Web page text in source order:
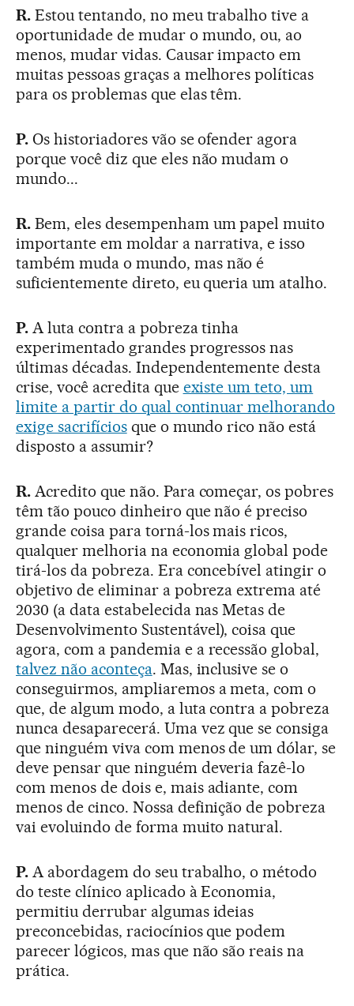
R. Estou tentando, no meu trabalho tive a
oportunidade de mudar o mundo, ou, ao
menos, mudar vidas. Causar impacto em
muitas pessoas graças a melhores políticas
para os problemas que elas têm.
P. Os historiadores vão se ofender agora
porque você diz que eles não mudam o
mundo...
R. Bem, eles desempenham um papel muito
importante em moldar a narrativa, e isso
também muda o mundo, mas não é
suficientemente direto, eu queria um atalho.
P. A luta contra a pobreza tinha
experimentado grandes progressos nas
últimas décadas. Independentemente desta
crise, você acredita que existe um teto, um
limite a partir do qual continuar melhorando
exige sacrifíciosque o mundo rico não está
disposto a assumir?
R. Acredito que não. Para começar, os pobres
têm tão pouco dinheiro que não é preciso
grande coisa para torná-los mais ricos,
qualquer melhoria na economia global pode
tirá-los da pobreza. Era concebível atingir o
objetivo de eliminar a pobreza extrema até
2030 (a data estabelecida nas Metas de
Desenvolvimento Sustentável), coisa que
agora, com a pandemia e a recessão global,
talvez não aconteça. Mas, inclusive se o
conseguirmos, ampliaremos a meta, com o
que, de algum modo, a luta contra a pobreza
nunca desaparecerá. Uma vez que se consiga
que ninguém viva com menos de um dólar, se
deve pensar que ninguém deveria fazê-lo
com menos de dois e, mais adiante, com
menos de cinco. Nossa definição de pobreza
vai evoluindo de forma muito natural.
P.A abordagem do seu trabalho, o método
do teste clínico aplicado à Economia,
permitiu derrubar algumas ideias
preconcebidas, raciocínios que podem
parecer lógicos, mas que não são reais na
prática.